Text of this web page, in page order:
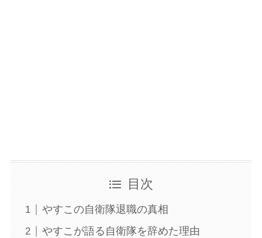
目次
やすこの自衛隊退職の真相
やすこが語る自衛隊を辞めた理由